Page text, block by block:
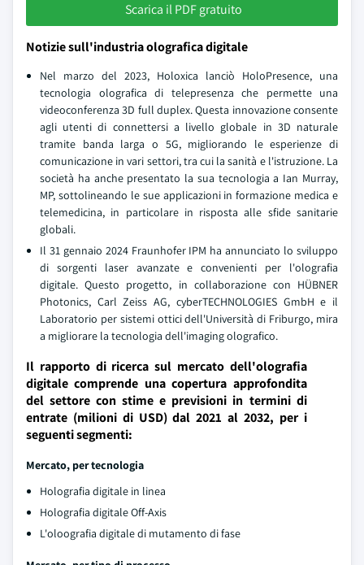
Scarica il PDF gratuito
Notizie sull'industria olografica digitale
Nel marzo del 2023, Holoxica lanciò HoloPresence, una
tecnologia olografica di telepresenza che permette una
videoconferenza 3D full duplex. Questa innovazione consente
agli utenti di connettersi a livello globale in 3D naturale
tramite banda larga o 5G, migliorando le esperienze di
comunicazione in vari settori, tra cui la sanità e l'istruzione. La
società ha anche presentato la sua tecnologia a Ian Murray,
MP, sottolineando le sue applicazioni in formazione medica e
telemedicina, in particolare in risposta alle sfide sanitarie
globali.
Il 31 gennaio 2024 Fraunhofer IPM ha annunciato lo sviluppo
di sorgenti laser avanzate e convenienti per l'olografia
digitale. Questo progetto, in collaborazione con HÜBNER
Photonics, Carl Zeiss AG, cyberTECHNOLOGIES GmbH e il
Laboratorio per sistemi ottici dell'Università di Friburgo, mira
a migliorare la tecnologia dell'imaging olografico.
Il rapporto di ricerca sul mercato dell'olografia
digitale comprende una copertura approfondita
del settore con stime e previsioni in termini di
entrate (milioni di USD) dal 2021 al 2032, per i
seguenti segmenti:
Mercato, per tecnologia
Holografia digitale in linea
Holografia digitale Off-Axis
L'oloografia digitale di mutamento di fase